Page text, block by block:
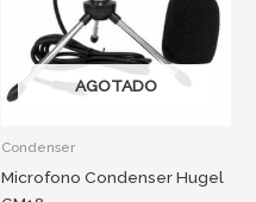
AGOTADO
Condenser
Microfono Condenser Hugel